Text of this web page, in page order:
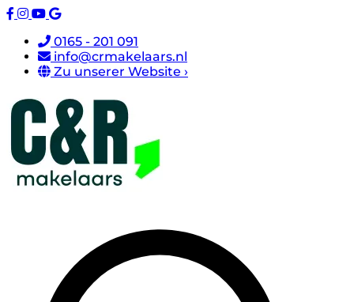
0165 - 201 091
info@crmakelaars.nl
Zu unserer Website ›